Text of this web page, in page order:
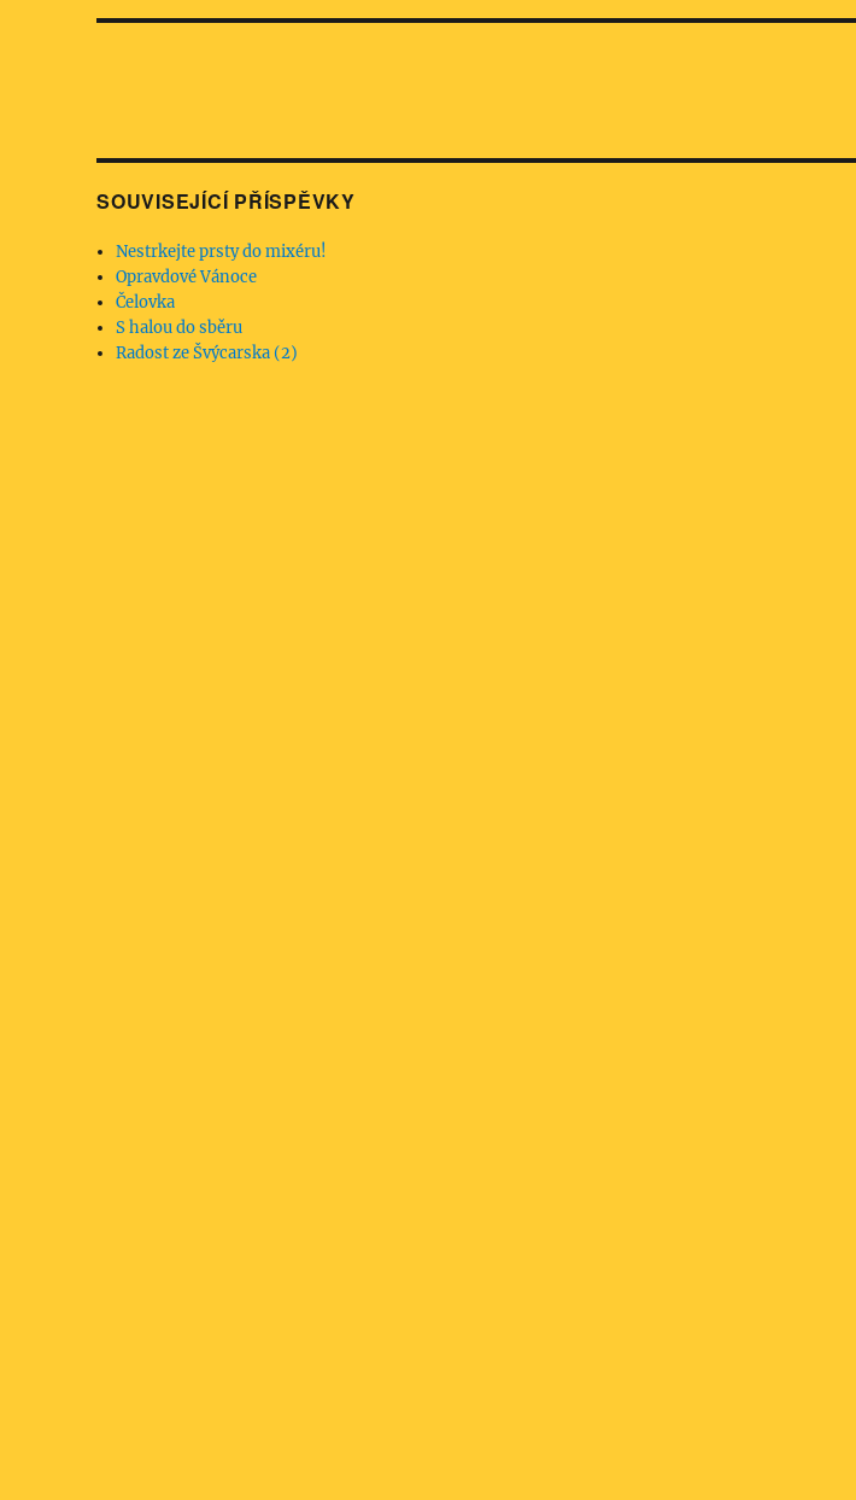
SOUVISEJÍCÍ PŘÍSPĚVKY
Nestrkejte prsty do mixéru!
Opravdové Vánoce
Čelovka
S halou do sběru
Radost ze Švýcarska (2)